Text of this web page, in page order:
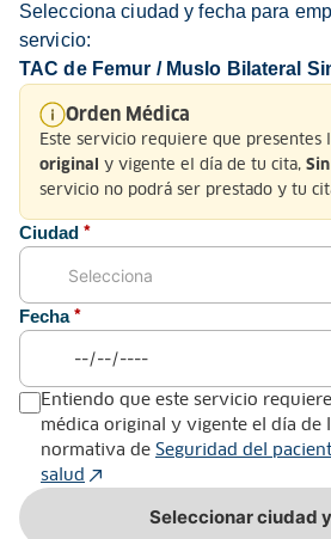
Selecciona ciudad y fecha para
servicio:
TAC de Femur / Muslo Bilateral
Orden Médica
Este servicio requiere que presentes
original
y vigente el día de tu cita,
servicio no podrá ser prestado y tu
Ciudad *
Fecha *
Entiendo que este servicio
médica original y vigente el día de
normativa de Seguridad del
salud
Seleccionar ciudad
Servicio al Cliente
Normatividad
Todos los derechos reservados.